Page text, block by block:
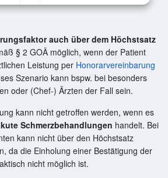
auch über dem Höchstsatz
§ 2 GOÄ möglich, wenn der Patient
Leistung per Honorarvereinbarung
Szenario kann bspw. bei besonders
oder (Chef-) Ärzten der Fall sein.
kann nicht getroffen werden, wenn es
Schmerzbehandlungen handelt. Bei
kann nicht über den Höchstsatz
da die Einholung einer Bestätigung der
nicht möglich ist.